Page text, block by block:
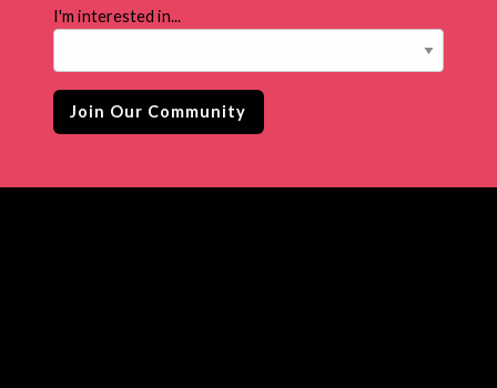
I'm interested in...